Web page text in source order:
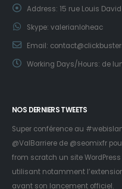
Address: 15 rue Louis
Skype: valerianloheac
Email:
Working Days/Hours: de
NOS DERNIERS TWEETS
Super conférence au
@ValBarriere de @seomixfr
from scratch un site
utilisant notamment
avant son lancement officiel.